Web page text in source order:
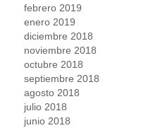
febrero 2019
enero 2019
diciembre 2018
noviembre 2018
octubre 2018
septiembre 2018
agosto 2018
julio 2018
junio 2018